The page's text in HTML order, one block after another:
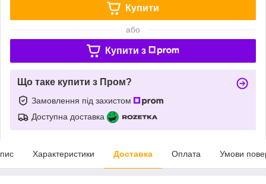
Купити
або
Купити з
Що таке купити з Пром?
Замовлення під захистом
Доступна доставка
Характеристики Доставка Оплата Умови